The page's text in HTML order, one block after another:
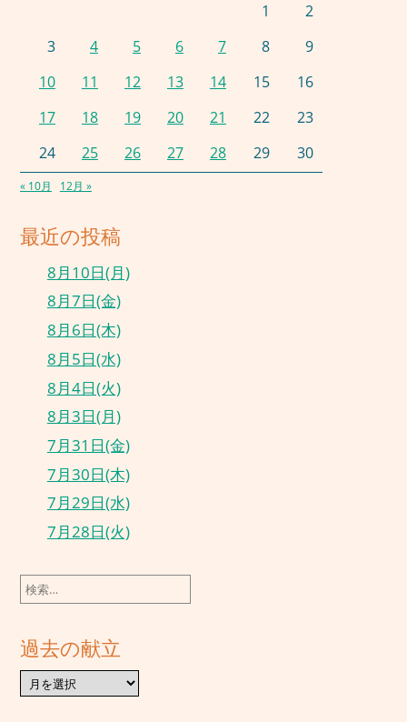
1
2
3
4 5 6 7 8
9
10
11 12 13 14 15
16
17
18 19 20 21 22
23
24
25 26 27 28 29 30
« 10月 12月 »
最近の投稿
8月10日(月)
8月7日(金)
8月6日(木)
8月5日(水)
8月4日(火)
8月3日(月)
7月31日(金)
7月30日(木)
7月29日(水)
7月28日(火)
検
索:
過去の献立
去